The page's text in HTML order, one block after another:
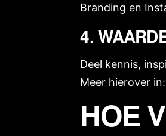
Branding en
4.
Deel kennis,
Meer hierover in:
HOE